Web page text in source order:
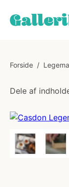
Forside /
Dele af